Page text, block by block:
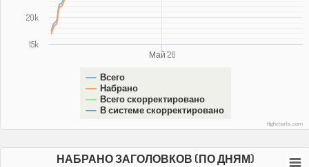
Май '26
15k
20k
Всего
Набрано
Всего скорректировано
В системе скорректировано
Highcharts.com
НАБРАНО ЗАГОЛОВКОВ (ПО ДНЯМ)